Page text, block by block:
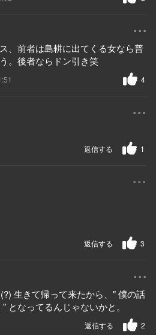
...
、前者は島耕に出てくる女なら普
。後者ならドン引き笑
4
...
1
返信する
...
3
返信する
...
生きて帰って来たから、" 僕の話
となってるんじゃないかと。
2
返信する